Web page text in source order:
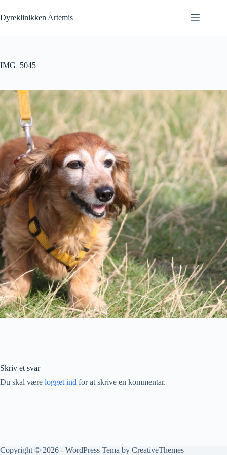
til
indhold
Dyreklinikken Artemis
IMG_5045
Skriv et svar
Du skal være logget ind for at skrive en kommentar.
Copyright © 2026 - WordPress Tema by CreativeThemes